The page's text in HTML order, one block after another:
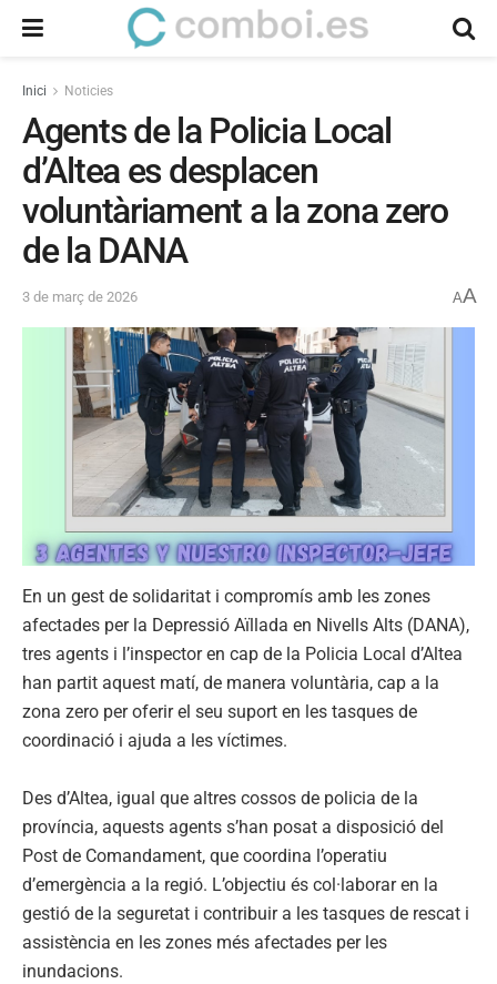
Inici Noticies
Agents de la Policia Local
d’Altea es desplacen
voluntàriament a la zona zero
de la DANA
3 de març de 2026 AA
En un gest de solidaritat i compromís amb les zones
afectades per la Depressió Aïllada en Nivells Alts (DANA),
tres agents i l’inspector en cap de la Policia Local d’Altea
han partit aquest matí, de manera voluntària, cap a la
zona zero per oferir el seu suport en les tasques de
coordinació i ajuda a les víctimes.
Des d’Altea, igual que altres cossos de policia de la
província, aquests agents s’han posat a disposició del
Post de Comandament, que coordina l’operatiu
d’emergència a la regió. L’objectiu és col·laborar en la
gestió de la seguretat i contribuir a les tasques de rescat i
assistència en les zones més afectades per les
inundacions.